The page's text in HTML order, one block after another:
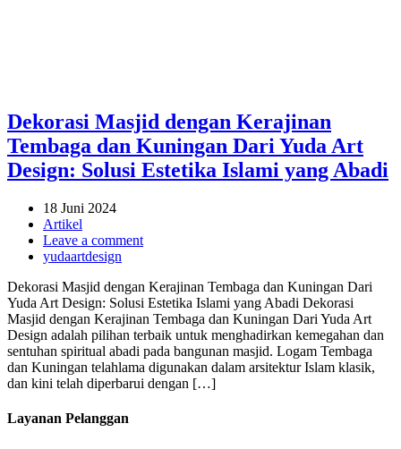
Dekorasi Masjid dengan Kerajinan
Tembaga dan Kuningan Dari Yuda Art
Design: Solusi Estetika Islami yang Abadi
18 Juni 2024
Artikel
Leave a comment
yudaartdesign
Dekorasi Masjid dengan Kerajinan Tembaga dan Kuningan Dari
Yuda Art Design: Solusi Estetika Islami yang Abadi Dekorasi
Masjid dengan Kerajinan Tembaga dan Kuningan Dari Yuda Art
Design adalah pilihan terbaik untuk menghadirkan kemegahan dan
sentuhan spiritual abadi pada bangunan masjid. Logam Tembaga
dan Kuningan telahlama digunakan dalam arsitektur Islam klasik,
dan kini telah diperbarui dengan […]
Layanan Pelanggan